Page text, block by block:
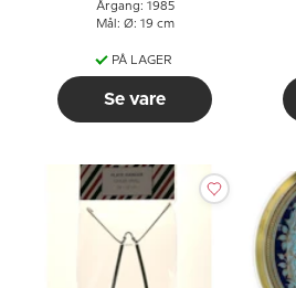
Årgang: 1985
Mål: Ø: 19 cm
PÅ LAGER
Se vare